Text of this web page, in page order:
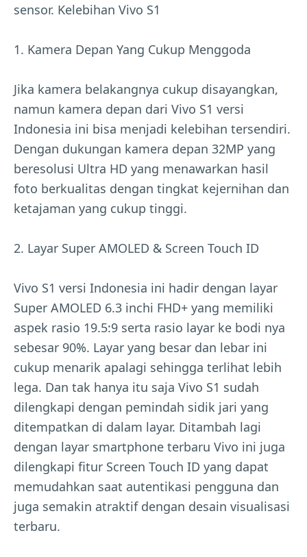
sensor. Kelebihan Vivo S1
1. Kamera Depan Yang Cukup Menggoda
Jika kamera belakangnya cukup disayangkan,
namun kamera depan dari Vivo S1 versi
Indonesia ini bisa menjadi kelebihan tersendiri.
Dengan dukungan kamera depan 32MP yang
beresolusi Ultra HD yang menawarkan hasil
foto berkualitas dengan tingkat kejernihan dan
ketajaman yang cukup tinggi.
2. Layar Super AMOLED & Screen Touch ID
Vivo S1 versi Indonesia ini hadir dengan layar
Super AMOLED 6.3 inchi FHD+ yang memiliki
aspek rasio 19.5:9 serta rasio layar ke bodi nya
sebesar 90%. Layar yang besar dan lebar ini
cukup menarik apalagi sehingga terlihat lebih
lega. Dan tak hanya itu saja Vivo S1 sudah
dilengkapi dengan pemindah sidik jari yang
ditempatkan di dalam layar. Ditambah lagi
dengan layar smartphone terbaru Vivo ini juga
dilengkapi fitur Screen Touch ID yang dapat
memudahkan saat autentikasi pengguna dan
juga semakin atraktif dengan desain visualisasi
terbaru.